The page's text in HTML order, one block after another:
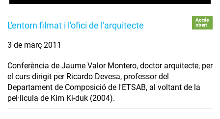
L'entorn filmat i l'ofici de l'arquitecte
Accés
obert
3 de març 2011
Conferència de Jaume Valor Montero, doctor arquitecte, per
el curs dirigit per Ricardo Devesa, professor del
Departament de Composició de l'ETSAB, al voltant de la
pel·licula de Kim Ki-duk (2004).